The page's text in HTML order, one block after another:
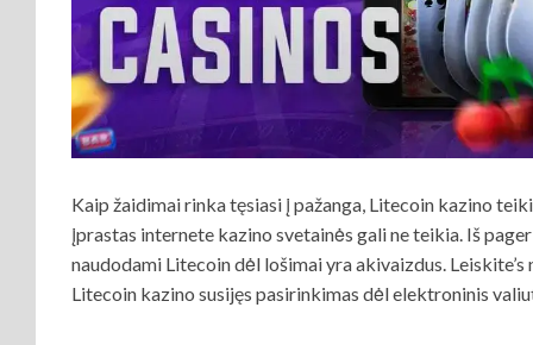
Kaip žaidimai rinka tęsiasi į pažanga, Litecoin kazino
įprastas internete kazino svetainės gali ne teikia. Iš
naudodami Litecoin dėl lošimai yra akivaizdus.
Litecoin kazino susijęs pasirinkimas dėl elektroninis